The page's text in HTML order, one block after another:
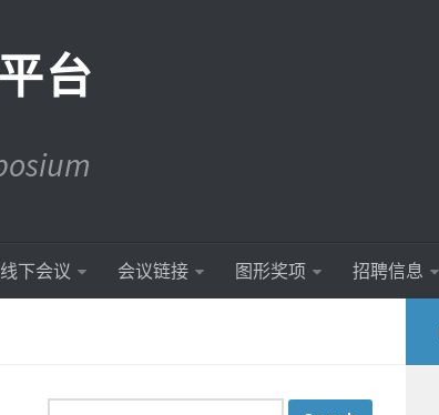
台
线下会议 会议链接 图形奖项 招聘信息